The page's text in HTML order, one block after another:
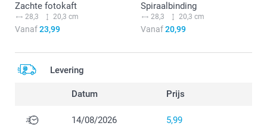
Zachte fotokaft
28,3 20,3 cm
Vanaf23,99
Spiraalbinding
28,3 20,3 cm
Vanaf20,99
Levering
Datum Prijs
14/08/2026 5,99